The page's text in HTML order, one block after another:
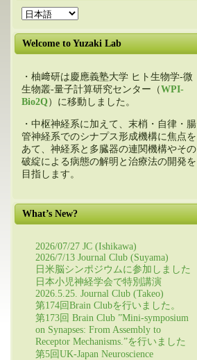
Welcome to Yuzaki Lab
・柚﨑研は慶應義塾大学 ヒト生物学-微
生物叢-量子計算研究センター（WPI-
Bio2Q）に移動しました。
・中枢神経系に加えて、末梢・自律・腸
管神経系でのシナプス形成機構に焦点を
あて、神経系と多臓器の連関機構やその
破綻による病態の解明と治療法の開発を
目指します。
What’s New?
2026/07/27 JC (Ishikawa)
2026/7/13 Journal Club (Suyama)
日米脳シンポジウムに参加しました
日本小児神経学会で特別講演
2026.5.25. Journal Club (Takeo)
第174回Brain Clubを行いました。
第173回 Brain Club ”Mini-symposium
on Synapses: From Assembly to
Receptor Mechanisms.”を行いました
第5回UK-Japan Neuroscience